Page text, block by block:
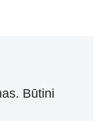
Būtini